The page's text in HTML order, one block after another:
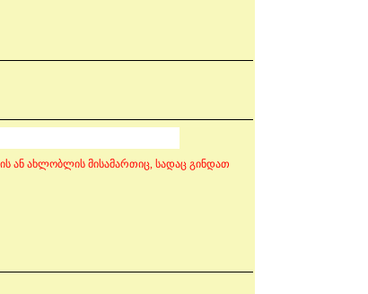
ან ახლობლის მისამართიც, სადაც გინდათ